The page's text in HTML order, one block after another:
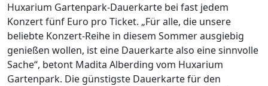
Huxarium Gartenpark-Dauerkarte bei fast jedem
Konzert fünf Euro pro Ticket. „Für alle, die unsere
beliebte Konzert-Reihe in diesem Sommer ausgiebig
genießen wollen, ist eine Dauerkarte also eine sinnvolle
Sache“, betont Madita Alberding vom Huxarium
Gartenpark. Die günstigste Dauerkarte für den